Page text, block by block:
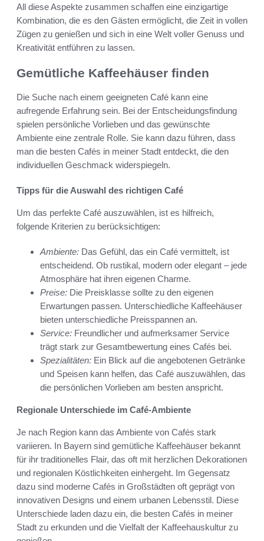
All diese Aspekte zusammen schaffen eine einzigartige
Kombination, die es den Gästen ermöglicht, die Zeit in vollen
Zügen zu genießen und sich in eine Welt voller Genuss und
Kreativität entführen zu lassen.
Gemütliche Kaffeehäuser finden
Die Suche nach einem geeigneten Café kann eine
aufregende Erfahrung sein. Bei der Entscheidungsfindung
spielen persönliche Vorlieben und das gewünschte
Ambiente eine zentrale Rolle. Sie kann dazu führen, dass
man die besten Cafés in meiner Stadt entdeckt, die den
individuellen Geschmack widerspiegeln.
Tipps für die Auswahl des richtigen Café
Um das perfekte Café auszuwählen, ist es hilfreich,
folgende Kriterien zu berücksichtigen:
Ambiente: Das Gefühl, das ein Café vermittelt, ist
entscheidend. Ob rustikal, modern oder elegant – jede
Atmosphäre hat ihren eigenen Charme.
Preise: Die Preisklasse sollte zu den eigenen
Erwartungen passen. Unterschiedliche Kaffeehäuser
bieten unterschiedliche Preisspannen an.
Service: Freundlicher und aufmerksamer Service
trägt stark zur Gesamtbewertung eines Cafés bei.
Spezialitäten: Ein Blick auf die angebotenen Getränke
und Speisen kann helfen, das Café auszuwählen, das
die persönlichen Vorlieben am besten anspricht.
Regionale Unterschiede im Café-Ambiente
Je nach Region kann das Ambiente von Cafés stark
variieren. In Bayern sind gemütliche Kaffeehäuser bekannt
für ihr traditionelles Flair, das oft mit herzlichen Dekorationen
und regionalen Köstlichkeiten einhergeht. Im Gegensatz
dazu sind moderne Cafés in Großstädten oft geprägt von
innovativen Designs und einem urbanen Lebensstil. Diese
Unterschiede laden dazu ein, die besten Cafés in meiner
Stadt zu erkunden und die Vielfalt der Kaffeehauskultur zu